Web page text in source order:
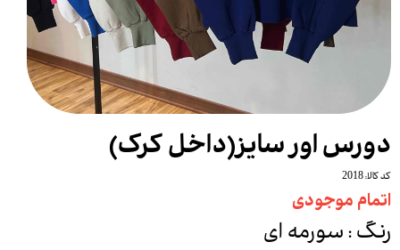
دورس اور سایز(داخل کرک)
کد کالا: 2018
اتمام موجودی
رنگ: سورمه ای